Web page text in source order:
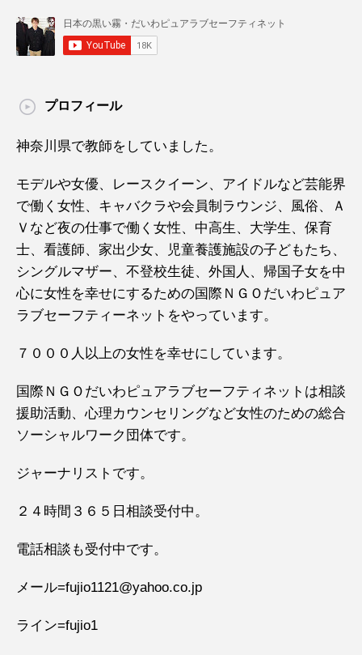
プロフィール
神奈川県で教師をしていました。
モデルや女優、レースクイーン、アイドルなど芸能界
で働く女性、キャバクラや会員制ラウンジ、風俗、Ａ
Ｖなど夜の仕事で働く女性、中高生、大学生、保育
士、看護師、家出少女、児童養護施設の子どもたち、
シングルマザー、不登校生徒、外国人、帰国子女を中
心に女性を幸せにするための国際ＮＧＯだいわピュア
ラブセーフティーネットをやっています。
７０００人以上の女性を幸せにしています。
国際ＮＧＯだいわピュアラブセーフティネットは相談
援助活動、心理カウンセリングなど女性のための総合
ソーシャルワーク団体です。
ジャーナリストです。
２４時間３６５日相談受付中。
電話相談も受付中です。
メール=fujio1121@yahoo.co.jp
ライン=fujio1